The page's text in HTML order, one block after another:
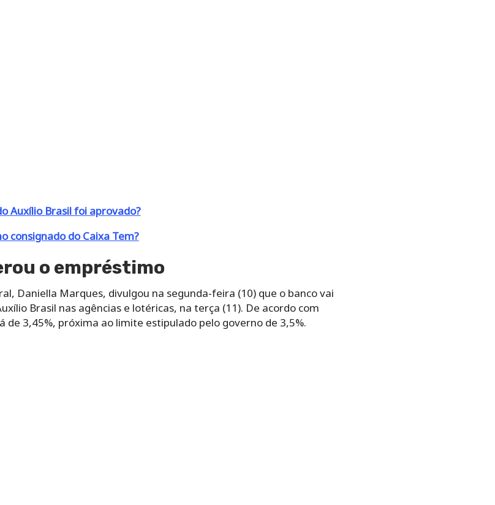
Auxílio Brasil foi aprovado?
consignado do Caixa Tem?
o empréstimo
Daniella Marques, divulgou na segunda-feira (10) que o banco vai
Brasil nas agências e lotéricas, na terça (11). De acordo com
de 3,45%, próxima ao limite estipulado pelo governo de 3,5%.